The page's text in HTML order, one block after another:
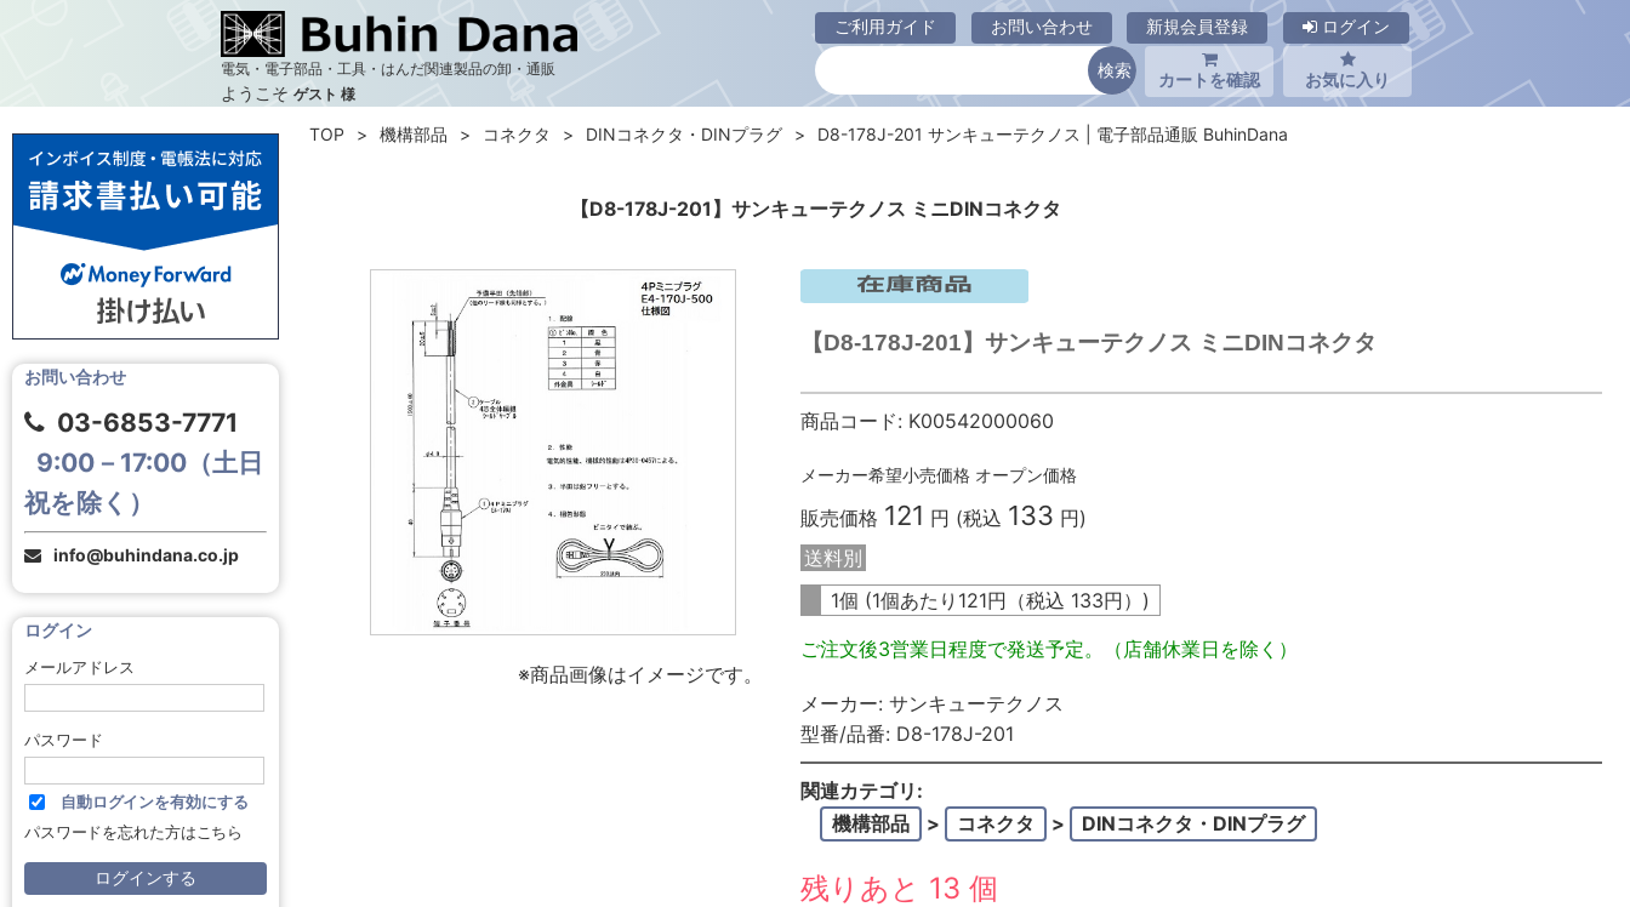
電気・電子部品・工具・はんだ関連製品の卸・通販
ようこそ ゲスト 様
ご利用ガイド お問い合わせ 新規会員登録 ログイン
カートを確認 お気に入り
【D8-178J-201】サンキューテクノス ミニDINコネクタ
お問い合わせ
03-6853-7771
9:00－17:00（土日
祝を除く）
info@buhindana.co.jp
ログイン
メールアドレス
パスワード
自動ログインを有効にする
パスワードを忘れた方はこちら
TOP 機構部品 コネクタ DINコネクタ・DINプラグ D8-178J-201 サンキューテクノス | 電子部品通販 BuhinDana
※商品画像はイメージです。
【D8-178J-201】サンキューテクノス ミニDINコネクタ
商品コード: K00542000060
メーカー希望小売価格 オープン価格
販売価格 121 円 (税込 133 円)
送料別
1個 (1個あたり 121円（税込 133円）)
ご注文後3営業日程度で発送予定。（店舗休業日を除く）
メーカー: サンキューテクノス
型番/品番: D8-178J-201
関連カテゴリ:
機構部品
> コネクタ > DINコネクタ・DINプラグ
残りあと 13 個